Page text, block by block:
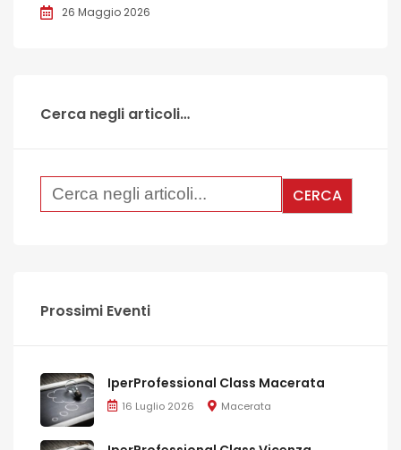
26 Maggio 2026
Cerca negli articoli…
Prossimi Eventi
IperProfessional Class Macerata
16 Luglio 2026 Macerata